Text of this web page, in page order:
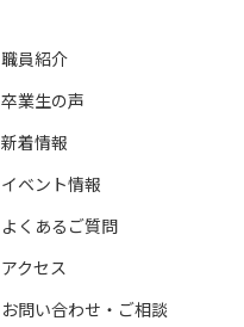
職員紹介
卒業生の声
新着情報
イベント情報
よくあるご質問
アクセス
お問い合わせ・ご相談